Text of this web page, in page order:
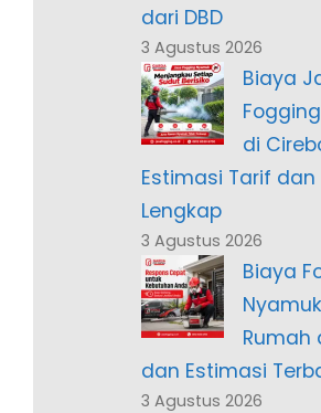
dari DBD
3 Agustus 2026
Biaya
di
Estimasi Tarif
Lengkap
3 Agustus 2026
Biaya
Rumah
dan Estimasi
3 Agustus 2026